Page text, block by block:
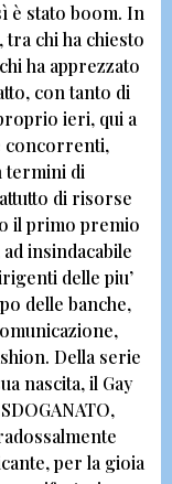
è stato boom. In
chi ha chiesto
ha apprezzato
con tanto di
ieri, qui a
concorrenti,
termini di
di risorse
il primo premio
ad insindacabile
delle piu’
delle banche,
Della serie
nascita, il Gay
, per la gioia